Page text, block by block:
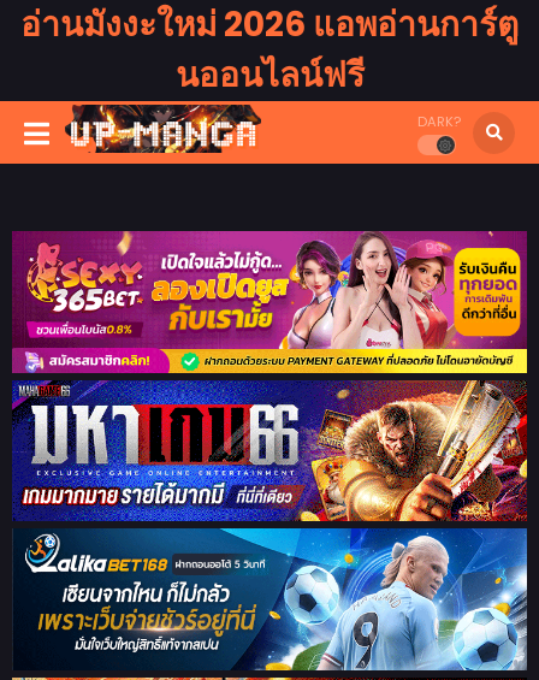
อ่านมังงะใหม่ 2026 แอพอ่านการ์ตู
นออนไลน์ฟรี
DARK?